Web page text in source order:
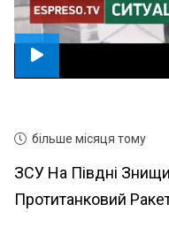
більше місяця тому
ЗСУ На Півдні
Протитанковий